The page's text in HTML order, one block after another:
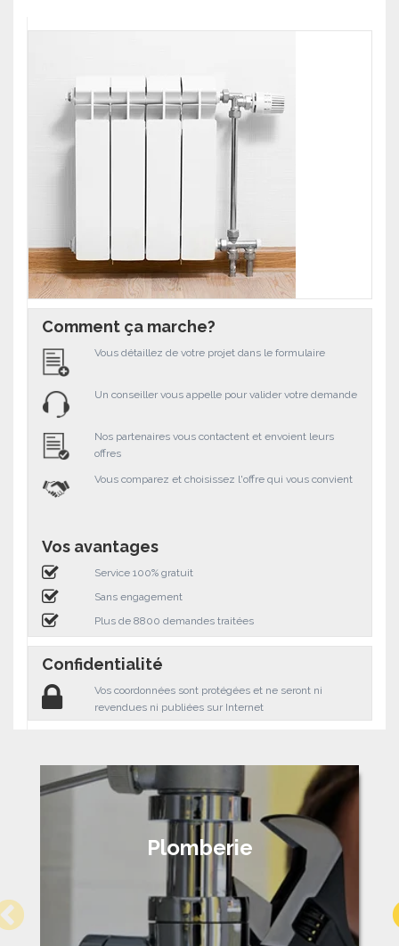
Comment ça marche?
Vous détaillez de votre projet dans le formulaire
Un conseiller vous appelle pour valider votre demande
Nos partenaires vous contactent et envoient leurs
offres
Vous comparez et choisissez l'offre qui vous convient
Vos avantages
Service 100% gratuit
Sans engagement
Plus de 8800 demandes traitées
Confidentialité
Vos coordonnées sont protégées et ne seront ni
revendues ni publiées sur Internet
Plomberie